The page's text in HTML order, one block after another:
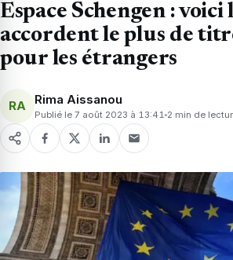
Espace Schengen : voici
accordent le plus de
pour les étrangers
RA Rima Aissanou
Publié le 7 août 2023 à 13:41 2 min de